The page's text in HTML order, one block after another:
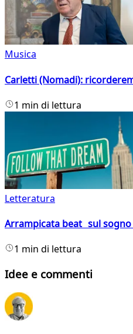
Musica
Carletti (Nomadi):
1 min di lettura
Letteratura
Arrampicata beat sul
1 min di lettura
Idee e commenti